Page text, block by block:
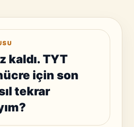
kaldı. TYT
için son
tekrar